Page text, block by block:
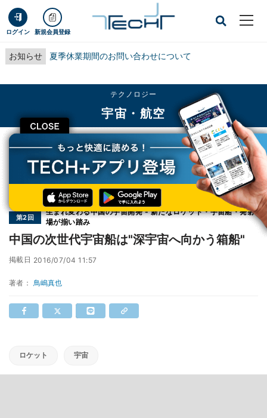
ログイン 新規会員登録
お知らせ 夏季休業期間のお問い合わせについて
CLOSE
テクノロジー
宇宙・航空
TECH+ テクノロジー
宇宙・航空
中国の次世代宇宙船は"深宇宙へ向かう箱船"
第2回
生まれ変わる中国の宇宙開発 - 新たなロケット・宇宙船・発射
場が揃い踏み
中国の次世代宇宙船は"深宇宙へ向かう箱船"
掲載日 2016/07/04 11:57
著者： 鳥嶋真也
ロケット 宇宙